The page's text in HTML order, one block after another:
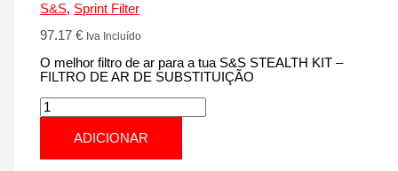
S&S, Sprint Filter
97.17€ Iva Incluído
O melhor filtro de ar para a tua S&S STEALTH KIT –
FILTRO DE AR DE SUBSTITUIÇÃO
Quantidade
de
STEALTH
KIT
ADICIONAR